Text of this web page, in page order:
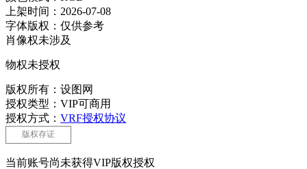
上架时间：2026-07-08
字体版权：仅供参考
肖像权未涉及
物权未授权
版权所有：设图网
授权类型：VIP可商用
授权方式： VRF授权协议
版权存证
当前账号尚未获得VIP版权授权